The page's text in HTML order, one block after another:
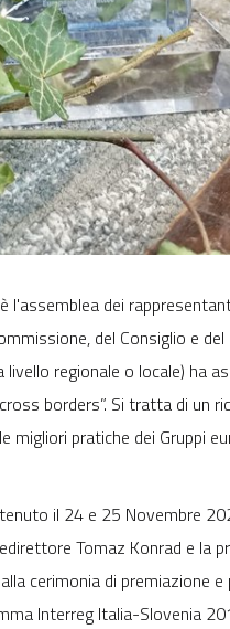
l'assemblea dei
del Consiglio e
regionale o locale) ha
borders”. Si tratta di un
migliori pratiche dei Gruppi
il 24 e 25 Novembre
Tomaz Konrad e la
cerimonia di premiazione
Interreg Italia-Slovenia